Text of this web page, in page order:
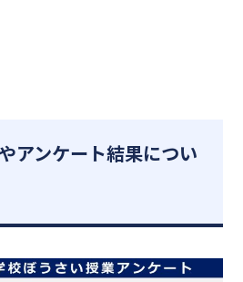
アンケート結果につい